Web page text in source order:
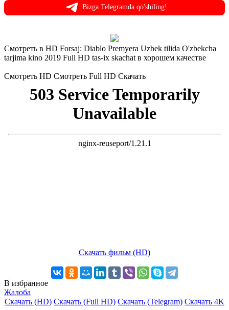
Bizga Telegramda qo'shiling!
Смотреть в HD Forsaj: Diablo Premyera Uzbek tilida O'zbekcha
tarjima kino 2019 Full HD tas-ix skachat в хорошем качестве
Смотреть HD Смотреть Full HD Скачать
Скачать фильм (HD)
В избранное
Жалоба
Скачать (HD) Скачать (Full HD) Скачать (Telegram) Скачать 4K